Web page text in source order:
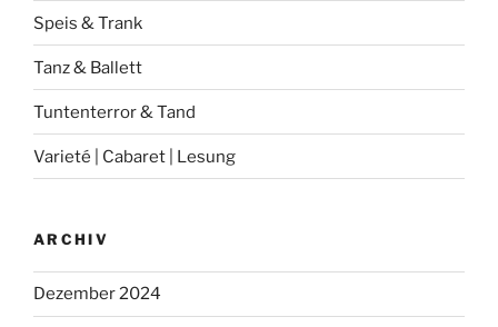
Speis & Trank
Tanz & Ballett
Tuntenterror & Tand
Varieté | Cabaret | Lesung
ARCHIV
Dezember 2024